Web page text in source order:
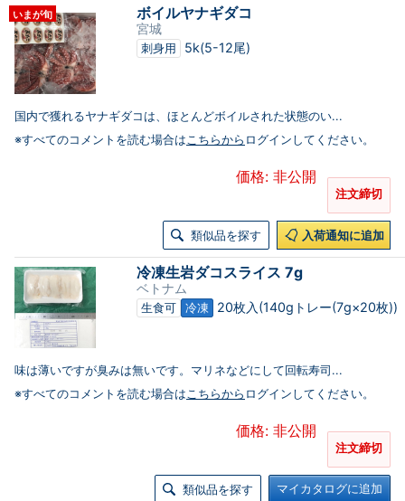
いまが旬 ボイルヤナギダコ
宮城
刺身用 5k(5-12尾)
国内で獲れるヤナギダコは、ほとんどボイルされた状態のい...
※すべてのコメントを読む場合はこちらから ログインしてください。
価格: 非公開
注文締切
類似品を探す 入荷通知に追加
冷凍生岩ダコスライス 7g
ベトナム
生食可 冷凍 20枚入(140gトレー(7g×20枚))
味は薄いですが臭みは無いです。マリネなどにして回転寿司...
※すべてのコメントを読む場合はこちらから ログインしてください。
価格: 非公開
注文締切
類似品を探す マイカタログに追加